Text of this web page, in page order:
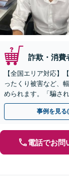
詐欺・消費
【全国エリア対応】
ったくり被害など、
められます。「騙さ
早めにご相談くださ
事例を見る
電話でお問